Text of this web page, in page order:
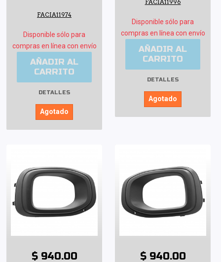
FACIA11974
Disponible sólo para
compras en línea con envío
AÑADIR AL
CARRITO
DETALLES
Agotado
FACIA11996
Disponible sólo para
compras en línea con envío
AÑADIR AL
CARRITO
DETALLES
Agotado
$ 940.00 $ 940.00